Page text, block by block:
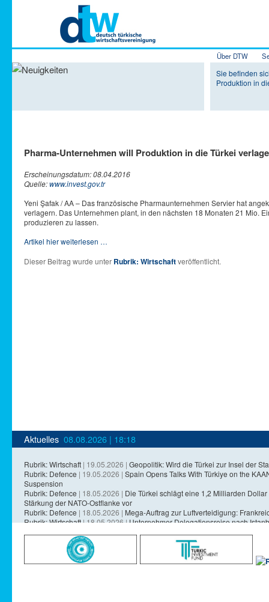
Zum Inhalt
Zum
Über DTW
Sie befinden
Produktion in
Pharma-Unternehmen will Produktion in die Türkei
Erscheinungsdatum: 08.04.2016
Quelle:www.invest.gov.tr
Yeni Şafak / AA – Das französische Pharmaunternehmen Servier hat
verlagern. Das Unternehmen plant, in den nächsten 18 Monaten 21 Mio.
produzieren zu lassen.
Artikel hier weiterlesen …
Dieser Beitrag wurde unter Rubrik: Wirtschaftveröffentlicht.
Aktuelles 08.08.2026 | 18:18
Rubrik: Wirtschaft | 19.05.2026 | Geopolitik: Wird die Türkei zur Insel der
Rubrik: Defence | 19.05.2026 | Spain Opens Talks With Türkiye on the
Suspension
Rubrik: Defence | 18.05.2026 | Die Türkei schlägt eine 1,2 Milliarden
Stärkung der NATO-Ostflanke vor
Rubrik: Defence | 18.05.2026 | Mega-Auftrag zur Luftverteidigung:
Rubrik: Wirtschaft| 18.05.2026 |Unternehmer-Delegationsreise nach